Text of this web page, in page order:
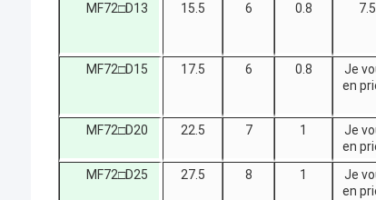
MF72□D13
15.5 6 0.8 7.5
MF72□D15
17.5 6 0.8
Je
en
MF72□D20
22.5 7 1
Je
en
MF72□D25 27.5 8 1
Je
en